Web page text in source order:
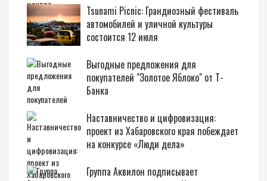
Tsunami Picnic: Грандиозный фестиваль
автомобилей и уличной культуры
состоится 12 июля
Выгодные предложения для
покупателей "Золотое Яблоко" от Т-
Банка
Наставничество и цифровизация:
проект из Хабаровского края побеждает
на конкурсе «Люди дела»
Группа Аквилон подписывает